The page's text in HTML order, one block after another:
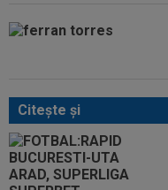
Citeşte şi